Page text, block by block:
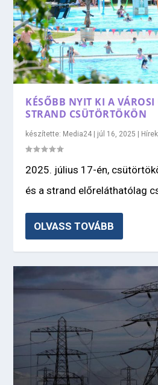
KÉSŐBB NYIT KI A VÁROSI
STRAND CSÜTÖRTÖKÖN
készítette: Media24 júl 16, 2025 Hírek
2025. július 17-én,
és a strand előreláthatólag
OLVASS TOVÁBB